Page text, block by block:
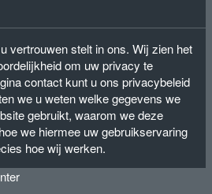
vertrouwen stelt in ons. Wij zien het
om uw privacy te
contact kunt u ons privacybeleid
we u weten welke gegevens we
gebruikt, waarom we deze
we hiermee uw gebruikservaring
hoe wij werken.